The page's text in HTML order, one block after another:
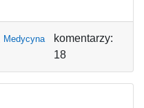
Medycyna
komentarzy:
18